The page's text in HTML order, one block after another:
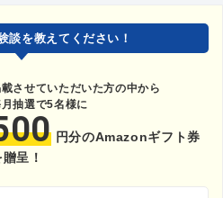
談を教えてください！
させていただいた方の中から
抽選で5名様に
円分のAmazonギフト券
贈呈！